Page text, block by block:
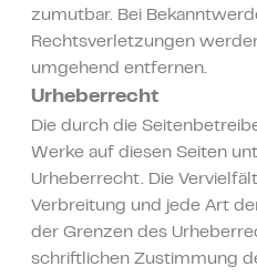
zumutbar. Bei
Rechtsverletzungen
umgehend entfernen.
Urheberrecht
Die durch die
Werke auf diesen Seiten
Urheberrecht. Die
Verbreitung und jede Art
der Grenzen des
schriftlichen Zustimmung